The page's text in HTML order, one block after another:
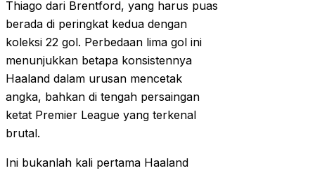
Thiago dari Brentford, yang harus puas
berada di peringkat kedua dengan
koleksi 22 gol. Perbedaan lima gol ini
menunjukkan betapa konsistennya
Haaland dalam urusan mencetak
angka, bahkan di tengah persaingan
ketat Premier League yang terkenal
brutal.
Ini bukanlah kali pertama Haaland